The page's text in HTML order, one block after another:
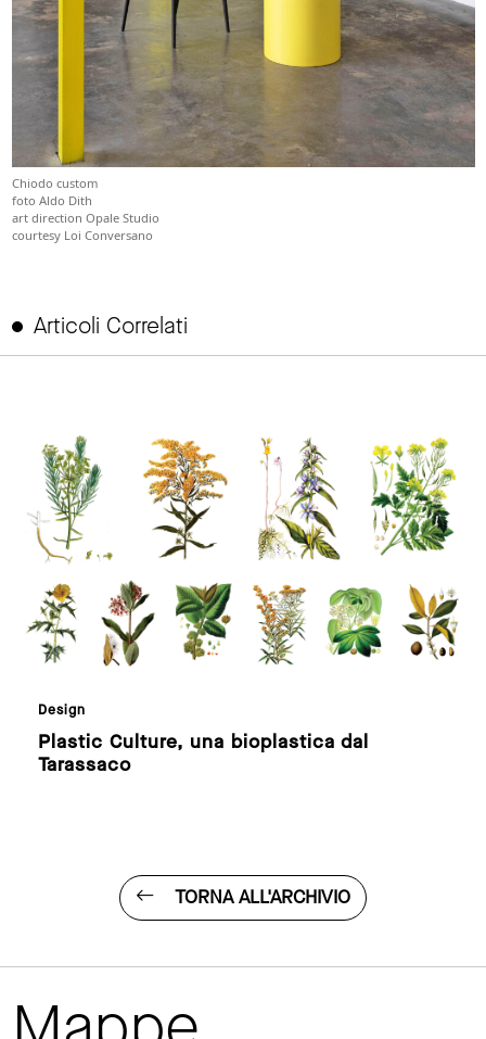
Chiodo custom
foto Aldo Dith
art direction Opale Studio
courtesy Loi Conversano
Articoli Correlati
Design
Plastic Culture, una bioplastica dal
Tarassaco
TORNA ALL'ARCHIVIO